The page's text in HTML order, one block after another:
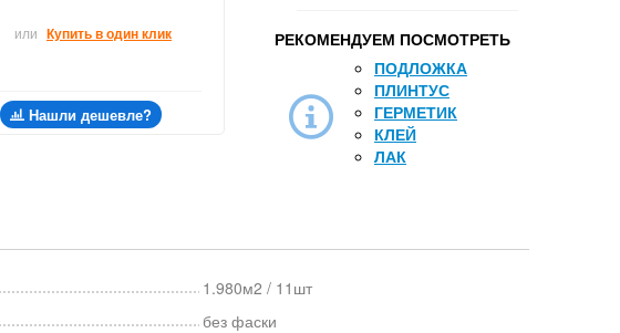
или Купить в один клик
Нашли дешевле?
РЕКОМЕНДУЕМ ПОСМОТРЕТЬ
ПОДЛОЖКА
ПЛИНТУС
ГЕРМЕТИК
КЛЕЙ
ЛАК
1.980м2 / 11шт
без фаски